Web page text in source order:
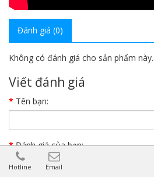
Đánh giá (0)
Không có đánh giá cho sản phẩm này.
Viết đánh giá
Tên bạn:
Đánh giá của bạn:
Hotline Email